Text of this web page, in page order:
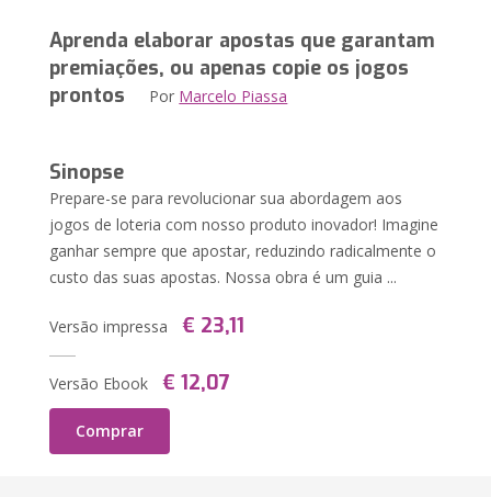
Aprenda elaborar apostas que garantam
premiações, ou apenas copie os jogos
prontos Por Marcelo Piassa
Sinopse
Prepare-se para revolucionar sua abordagem aos
jogos de loteria com nosso produto inovador! Imagine
ganhar sempre que apostar, reduzindo radicalmente o
custo das suas apostas. Nossa obra é um guia ...
Versão impressa € 23,11
Versão Ebook € 12,07
Comprar